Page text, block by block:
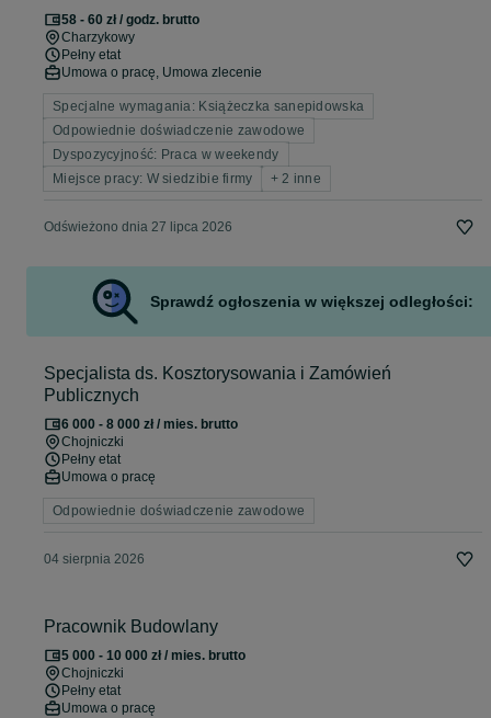
58 - 60 zł / godz. brutto
Charzykowy
Pełny etat
Umowa o pracę, Umowa zlecenie
Specjalne wymagania: Książeczka sanepidowska
Odpowiednie doświadczenie zawodowe
Dyspozycyjność: Praca w weekendy
Miejsce pracy: W siedzibie firmy
+ 2 inne
Odświeżono dnia 27 lipca 2026
Sprawdź ogłoszenia w większej odległości:
Specjalista ds. Kosztorysowania i Zamówień
Publicznych
6 000 - 8 000 zł / mies. brutto
Chojniczki
Pełny etat
Umowa o pracę
Odpowiednie doświadczenie zawodowe
04 sierpnia 2026
Pracownik Budowlany
5 000 - 10 000 zł / mies. brutto
Chojniczki
Pełny etat
Umowa o pracę